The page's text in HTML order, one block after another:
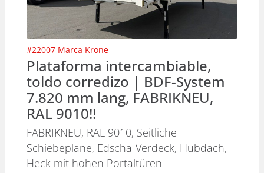
#22007Marca Krone
Plataforma intercambiable,
toldo corredizo | BDF-System
7.820 mm lang, FABRIKNEU,
RAL 9010!!
FABRIKNEU, RAL 9010, Seitliche
Schiebeplane, Edscha-Verdeck, Hubdach,
Heck mit hohen Portaltüren